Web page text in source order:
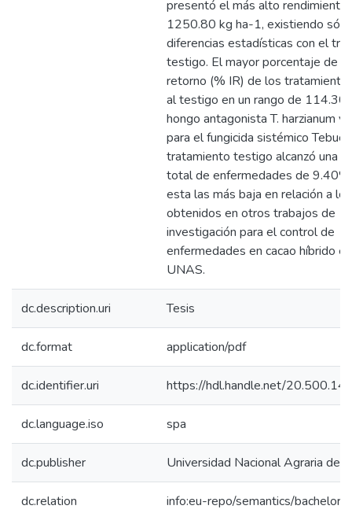
presentó el más alto rendimiento
1250.80 kg ha-1, existiendo sólo
diferencias estadísticas con el
testigo. El mayor porcentaje de
retorno (% IR) de los
al testigo en un rango de
hongo antagonista T. harzianum
para el fungicida sistémico
tratamiento testigo alcanzó una
total de enfermedades de
esta las más baja en relación a los
obtenidos en otros trabajos de
investigación para el control de
enfermedades en cacao híbrido
UNAS.
dc.description.uri Tesis
dc.format application/pdf
dc.identifier.uri https://hdl.handle.net/
dc.language.iso spa
dc.publisher Universidad Nacional Agraria de
dc.relation info:eu-repo/semantics/